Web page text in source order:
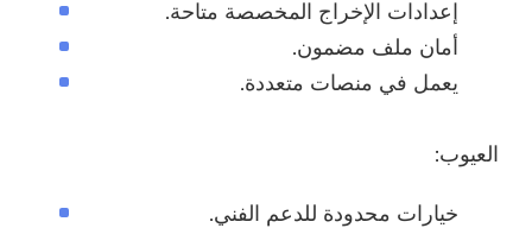
إعدادات الإخراج المخصصة متاحة.
أمان ملف مضمون.
يعمل في منصات متعددة.
العيوب:
خيارات محدودة للدعم الفني.